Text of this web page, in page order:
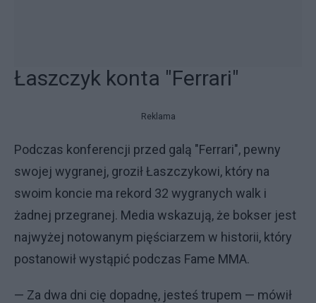
Łaszczyk konta "Ferrari"
Reklama
Podczas konferencji przed galą "Ferrari", pewny
swojej wygranej, groził Łaszczykowi, który na
swoim koncie ma rekord 32 wygranych walk i
żadnej przegranej. Media wskazują, że bokser jest
najwyżej notowanym pięściarzem w historii, który
postanowił wystąpić podczas Fame MMA.
— Za dwa dni cię dopadnę, jesteś trupem — mówił